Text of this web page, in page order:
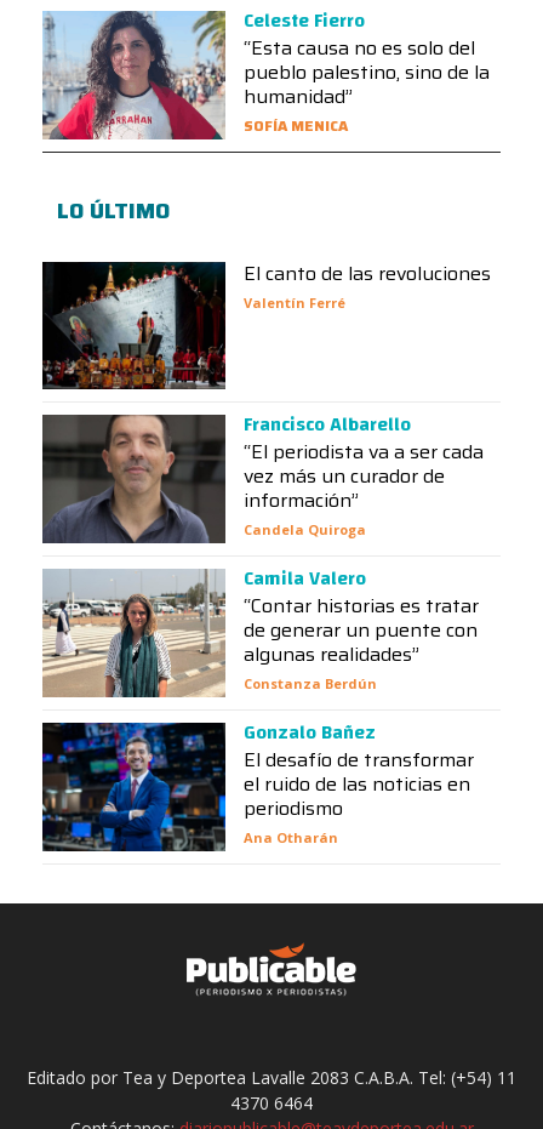
Celeste Fierro
“Esta causa no es solo del
pueblo palestino, sino de la
humanidad”
SOFÍA MENICA
LO ÚLTIMO
El canto de las revoluciones
Valentín Ferré
Francisco Albarello
“El periodista va a ser cada
vez más un curador de
información”
Candela Quiroga
Camila Valero
“Contar historias es tratar
de generar un puente con
algunas realidades”
Constanza Berdún
Gonzalo Bañez
El desafío de transformar
el ruido de las noticias en
periodismo
Ana Otharán
Editado por Tea y Deportea Lavalle 2083 C.A.B.A. Tel: (+54) 11
4370 6464